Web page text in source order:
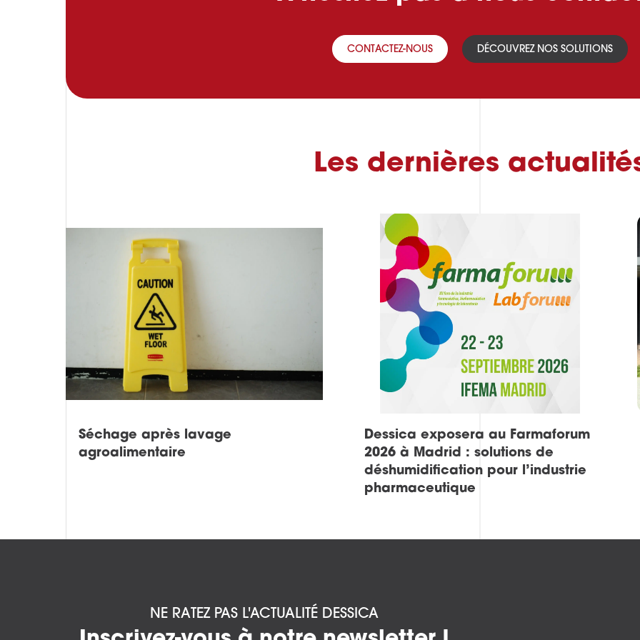
CONTACTEZ-NOUS DÉCOUVREZ NOS SOLUTIONS
Les dernières
Séchage après lavage
agroalimentaire
Dessica exposera au Farmaforum
2026 à Madrid : solutions de
déshumidification pour l’industrie
pharmaceutique
NE RATEZ PAS L'ACTUALITÉ DESSICA